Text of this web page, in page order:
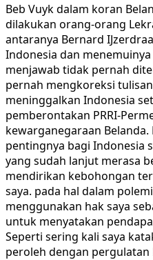
Beb Vuyk dalam koran
dilakukan orang-orang
antaranya Bernard
Indonesia dan
menjawab tidak pernah
pernah mengkoreksi
meninggalkan Indonesia
pemberontakan PRRI-
kewarganegaraan
pentingnya bagi Indonesia
yang sudah lanjut merasa
mendirikan kebohongan
saya. pada hal dalam
menggunakan hak saya
untuk menyatakan
Seperti sering kali saya
peroleh dengan